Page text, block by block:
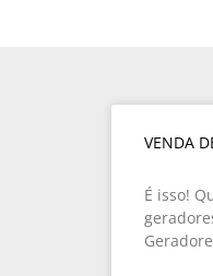
VENDA
É isso!